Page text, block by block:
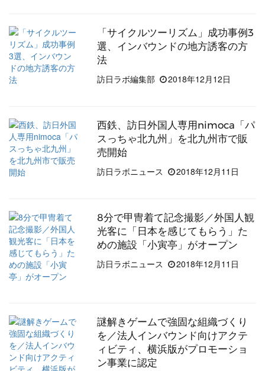
「サイクルツーリズム」成功事例3
選、インバウンドの地方誘客の方
法
訪日ラボ編集部
2018年12月12日
西鉄、訪日外国人専用nimoca「パ
スっちゃ北九州」を北九州市で販
売開始
訪日ラボニュース
2018年12月11日
8分で甲冑着て記念撮影／外国人観
光客に「日本を感じてもらう」た
めの施設「小寅亭」がオープン
訪日ラボニュース
2018年12月11日
謎解きゲームで強固な組織づくり
を／法人インバウンド向けアクテ
ィビティ、横浜版がプロモーショ
ン事業に認定